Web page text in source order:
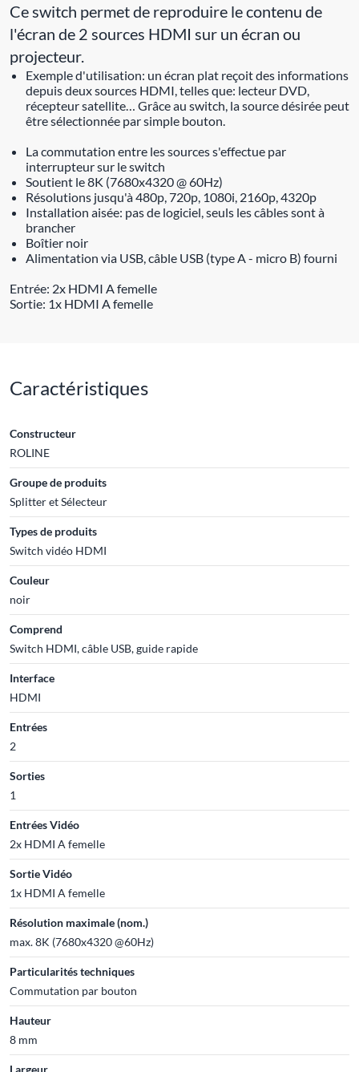
Ce switch permet de reproduire le contenu de
l'écran de 2 sources HDMI sur un écran ou
projecteur.
Exemple d'utilisation: un écran plat reçoit des informations
depuis deux sources HDMI, telles que: lecteur DVD,
récepteur satellite… Grâce au switch, la source désirée peut
être sélectionnée par simple bouton.
La commutation entre les sources s'effectue par
interrupteur sur le switch
Soutient le 8K (7680x4320 @ 60Hz)
Résolutions jusqu'à 480p, 720p, 1080i, 2160p, 4320p
Installation aisée: pas de logiciel, seuls les câbles sont à
brancher
Boîtier noir
Alimentation via USB, câble USB (type A - micro B) fourni
Entrée: 2x HDMI A femelle
Sortie: 1x HDMI A femelle
Caractéristiques
Constructeur
ROLINE
Groupe de produits
Splitter et Sélecteur
Types de produits
Switch vidéo HDMI
Couleur
noir
Comprend
Switch HDMI, câble USB, guide rapide
Interface
HDMI
Entrées
2
Sorties
1
Entrées Vidéo
2x HDMI A femelle
Sortie Vidéo
1x HDMI A femelle
Résolution maximale (nom.)
max. 8K (7680x4320 @60Hz)
Particularités techniques
Commutation par bouton
Hauteur
8 mm
Largeur